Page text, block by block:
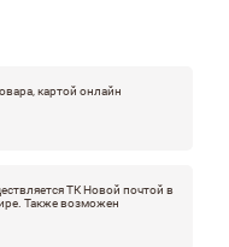
картой онлайн
ТК Новой почтой в
Также возможен